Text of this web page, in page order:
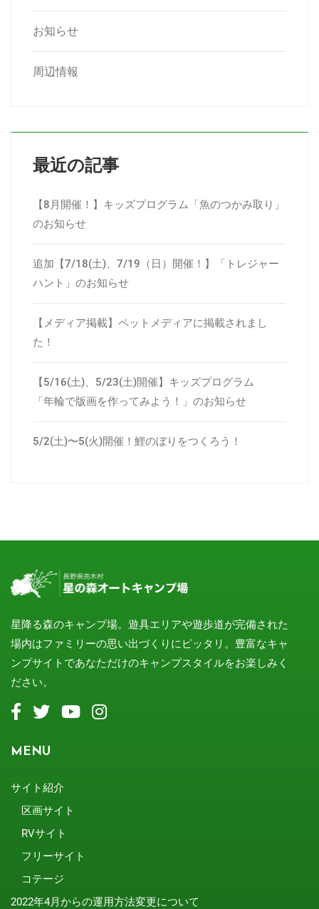
お知らせ
周辺情報
最近の記事
【8月開催！】キッズプログラム「魚のつかみ取り」
のお知らせ
追加【7/18(土)、7/19（日）開催！】「トレジャー
ハント」のお知らせ
【メディア掲載】ペットメディアに掲載されまし
た！
【5/16(土)、5/23(土)開催】キッズプログラム
「年輪で版画を作ってみよう！」のお知らせ
5/2(土)〜5(火)開催！鯉のぼりをつくろう！
星降る森のキャンプ場。遊具エリアや遊歩道が完備された
場内はファミリーの思い出づくりにピッタリ。豊富なキャ
ンプサイトであなただけのキャンプスタイルをお楽しみく
ださい。
MENU
サイト紹介
区画サイト
RVサイト
フリーサイト
コテージ
2022年4月からの運用方法変更について